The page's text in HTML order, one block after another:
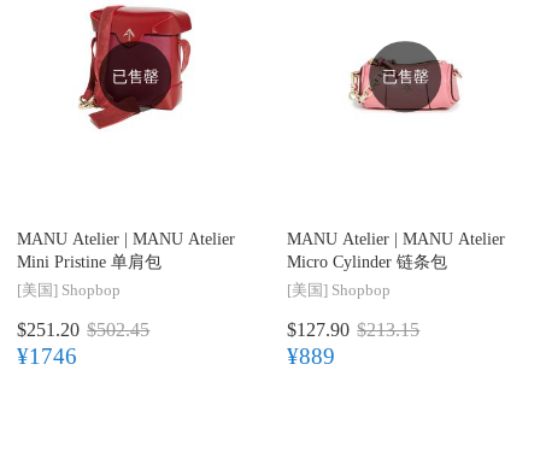
已售罄
MANU Atelier | MANU Atelier
Mini Pristine 单肩包
[美国] Shopbop
$251.20 $502.45
¥1746
已售罄
MANU Atelier | MANU Atelier
Micro Cylinder 链条包
[美国] Shopbop
$127.90 $213.15
¥889